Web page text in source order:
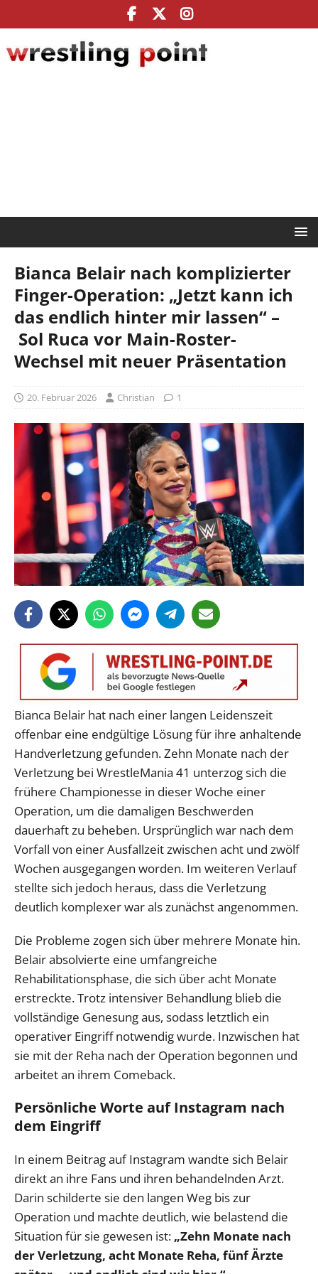
Bianca Belair nach komplizierter
Finger-Operation: „Jetzt kann ich
das endlich hinter mir lassen“ –
Sol Ruca vor Main-Roster-
Wechsel mit neuer Präsentation
20. Februar 2026 Christian 1
Bianca Belair hat nach einer langen Leidenszeit
offenbar eine endgültige Lösung für ihre anhaltende
Handverletzung gefunden. Zehn Monate nach der
Verletzung bei WrestleMania 41 unterzog sich die
frühere Championesse in dieser Woche einer
Operation, um die damaligen Beschwerden
dauerhaft zu beheben. Ursprünglich war nach dem
Vorfall von einer Ausfallzeit zwischen acht und zwölf
Wochen ausgegangen worden. Im weiteren Verlauf
stellte sich jedoch heraus, dass die Verletzung
deutlich komplexer war als zunächst angenommen.
Die Probleme zogen sich über mehrere Monate hin.
Belair absolvierte eine umfangreiche
Rehabilitationsphase, die sich über acht Monate
erstreckte. Trotz intensiver Behandlung blieb die
vollständige Genesung aus, sodass letztlich ein
operativer Eingriff notwendig wurde. Inzwischen hat
sie mit der Reha nach der Operation begonnen und
arbeitet an ihrem Comeback.
Persönliche Worte auf Instagram nach
dem Eingriff
In einem Beitrag auf Instagram wandte sich Belair
direkt an ihre Fans und ihren behandelnden Arzt.
Darin schilderte sie den langen Weg bis zur
Operation und machte deutlich, wie belastend die
Situation für sie gewesen ist: „Zehn Monate nach
der Verletzung, acht Monate Reha, fünf Ärzte